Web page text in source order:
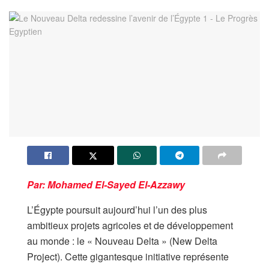
Par: Mohamed El-Sayed El-Azzawy
L’Égypte poursuit aujourd’hui l’un des plus
ambitieux projets agricoles et de développement
au monde : le « Nouveau Delta » (New Delta
Project). Cette gigantesque initiative représente